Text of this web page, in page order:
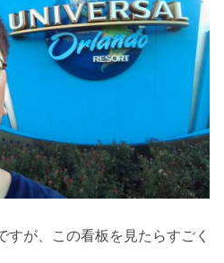
すが、この看板を見たらすごく